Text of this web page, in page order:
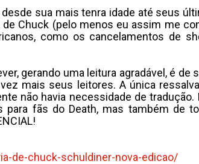
sua mais tenra idade até seus
Chuck (pelo menos eu assim me
como os cancelamentos de
gerando uma leitura agradável, é de
mais seus leitores. A única
não havia necessidade de
fãs do Death, mas também de
de-chuck-schuldiner-nova-edicao/